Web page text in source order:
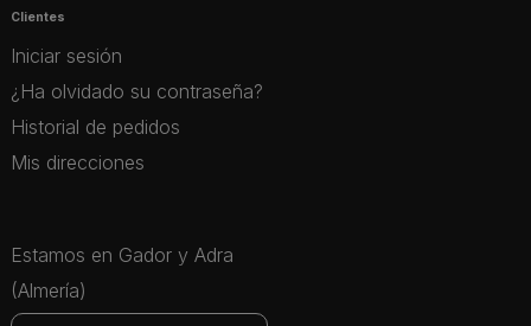
Clientes
Iniciar sesión
¿Ha olvidado su contraseña?
Historial de pedidos
Mis direcciones
Estamos en Gador y Adra
(Almería)